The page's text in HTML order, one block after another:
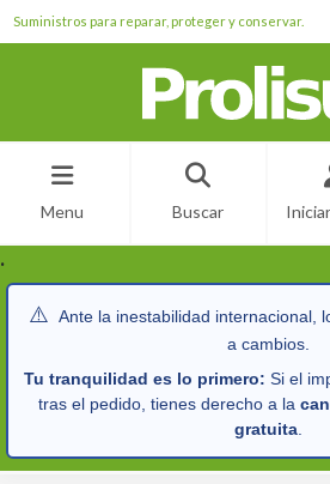
Suministros para reparar, proteger y conservar.
Menu Buscar
.
⚠️ Ante la inestabilidad internacional,
a cambios.
Tu tranquilidad es lo primero: Si el
tras el pedido, tienes derecho a la
gratuita.